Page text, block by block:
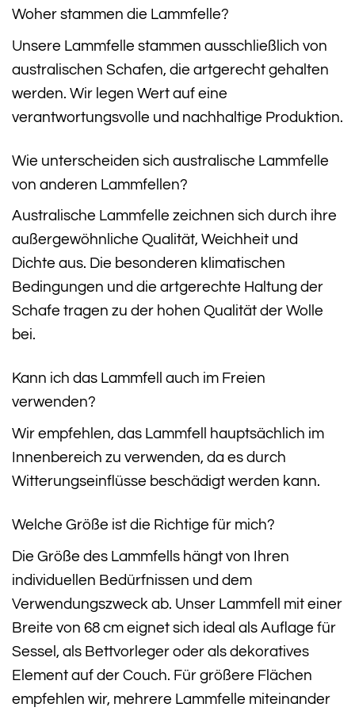
Woher stammen die Lammfelle?
Unsere Lammfelle stammen ausschließlich von
australischen Schafen, die artgerecht gehalten
werden. Wir legen Wert auf eine
verantwortungsvolle und nachhaltige Produktion.
Wie unterscheiden sich australische Lammfelle
von anderen Lammfellen?
Australische Lammfelle zeichnen sich durch ihre
außergewöhnliche Qualität, Weichheit und
Dichte aus. Die besonderen klimatischen
Bedingungen und die artgerechte Haltung der
Schafe tragen zu der hohen Qualität der Wolle
bei.
Kann ich das Lammfell auch im Freien
verwenden?
Wir empfehlen, das Lammfell hauptsächlich im
Innenbereich zu verwenden, da es durch
Witterungseinflüsse beschädigt werden kann.
Welche Größe ist die Richtige für mich?
Die Größe des Lammfells hängt von Ihren
individuellen Bedürfnissen und dem
Verwendungszweck ab. Unser Lammfell mit einer
Breite von 68 cm eignet sich ideal als Auflage für
Sessel, als Bettvorleger oder als dekoratives
Element auf der Couch. Für größere Flächen
empfehlen wir, mehrere Lammfelle miteinander